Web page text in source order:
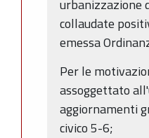
urbanizzazione
collaudate
emessa
Per le
assoggettato
aggiornamenti
civico 5-6;